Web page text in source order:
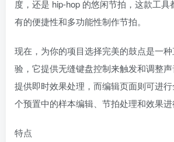
度，还是 hip-hop 的悠闲节拍，这款工具
有的便捷性和多功能性制作节拍。
现在，为你的项目选择完美的鼓点是一
验，它提供无缝键盘控制来触发和调整
提供即时效果处理，而编辑页面则可进
个预置中的样本编辑、节拍处理和效果进
特点